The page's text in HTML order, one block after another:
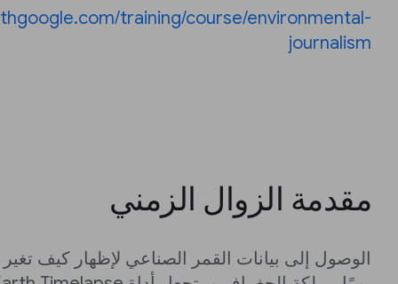
training/course/environmental-
journalism
مقدمة الزوال الزمني
الوصول إلى بيانات القمر الصناعي لإظهار كيف تغير